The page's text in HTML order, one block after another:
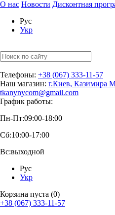
О нас Новости Дисконтная
Рус
Укр
Телефоны: +38 (067) 333-11-57
Наш магазин: г.Киев, Казимира
tkanynycom@gmail.com
График работы:
Пн-Пт:09:00-18:00
Сб:10:00-17:00
Вс:выходной
Рус
Укр
Корзина пуста (0)
+38 (067) 333-11-57